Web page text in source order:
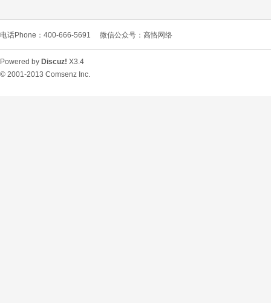
电话Phone：400-666-5691 微信公众号：高恪网络
Powered by Discuz! X3.4
© 2001-2013 Comsenz Inc.